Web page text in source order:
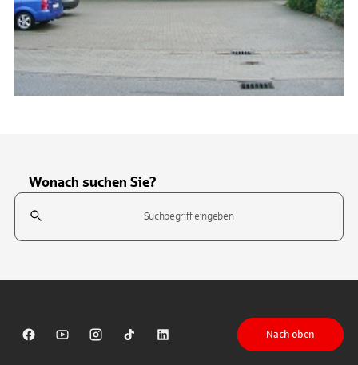
Wonach suchen Sie?
Suchfeld
Sparkasse auf Facebook
Sparkasse auf Youtube
Sparkasse auf Instagram
Sparkasse auf TikTok
Sparkasse auf LinkedIn
Nach oben